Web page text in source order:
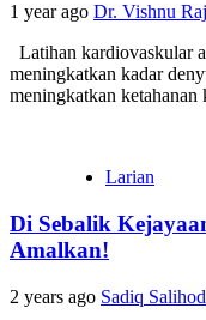
1 year ago Dr. Vishnu
Latihan kardiovaskular
meningkatkan kadar
meningkatkan ketahanan
Larian
Di Sebalik
Amalkan!
2 years ago Sadiq